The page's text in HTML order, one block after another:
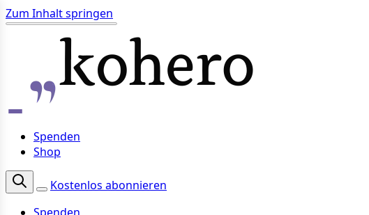
Zum Inhalt springen
Spenden
Shop
Kostenlos abonnieren